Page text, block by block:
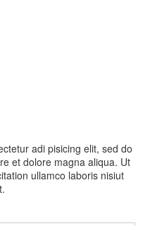
adi pisicing elit, sed do
et dolore magna aliqua. Ut
ullamco laboris nisiut